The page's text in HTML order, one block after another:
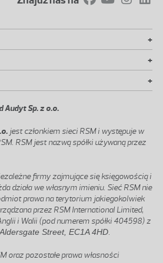
+
+
+
Audyt Sp. z o.o.
jest członkiem sieci RSM i występuje w
RSM jest nazwą spółki używaną przez
firmy zajmujące się księgowością i
działa we własnym imieniu. Sieć RSM nie
prawa na terytorium jakiegokolwiek
przez RSM International Limited,
i Walii (pod numerem spółki 404598) z
Street, EC1A 4HD.
oraz pozostałe prawa własności